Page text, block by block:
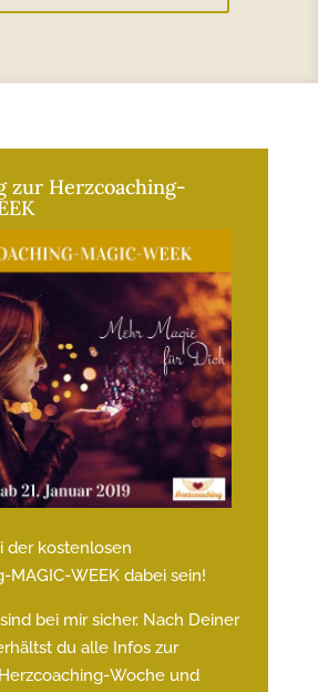
zur Herzcoaching-
der kostenlosen
MAGIC-WEEK dabei sein!
bei mir sicher. Nach Deiner
du alle Infos zur
Woche und